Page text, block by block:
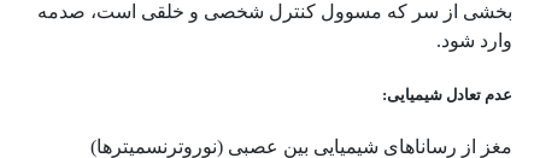
بخشی از سر که مسوول کنترل شخصی و خلقی است، صدمه
وارد شود.
عدم تعادل شیمیایی:
مغز از رساناهای شیمیایی بین عصبی (نوروترنسمیترها)